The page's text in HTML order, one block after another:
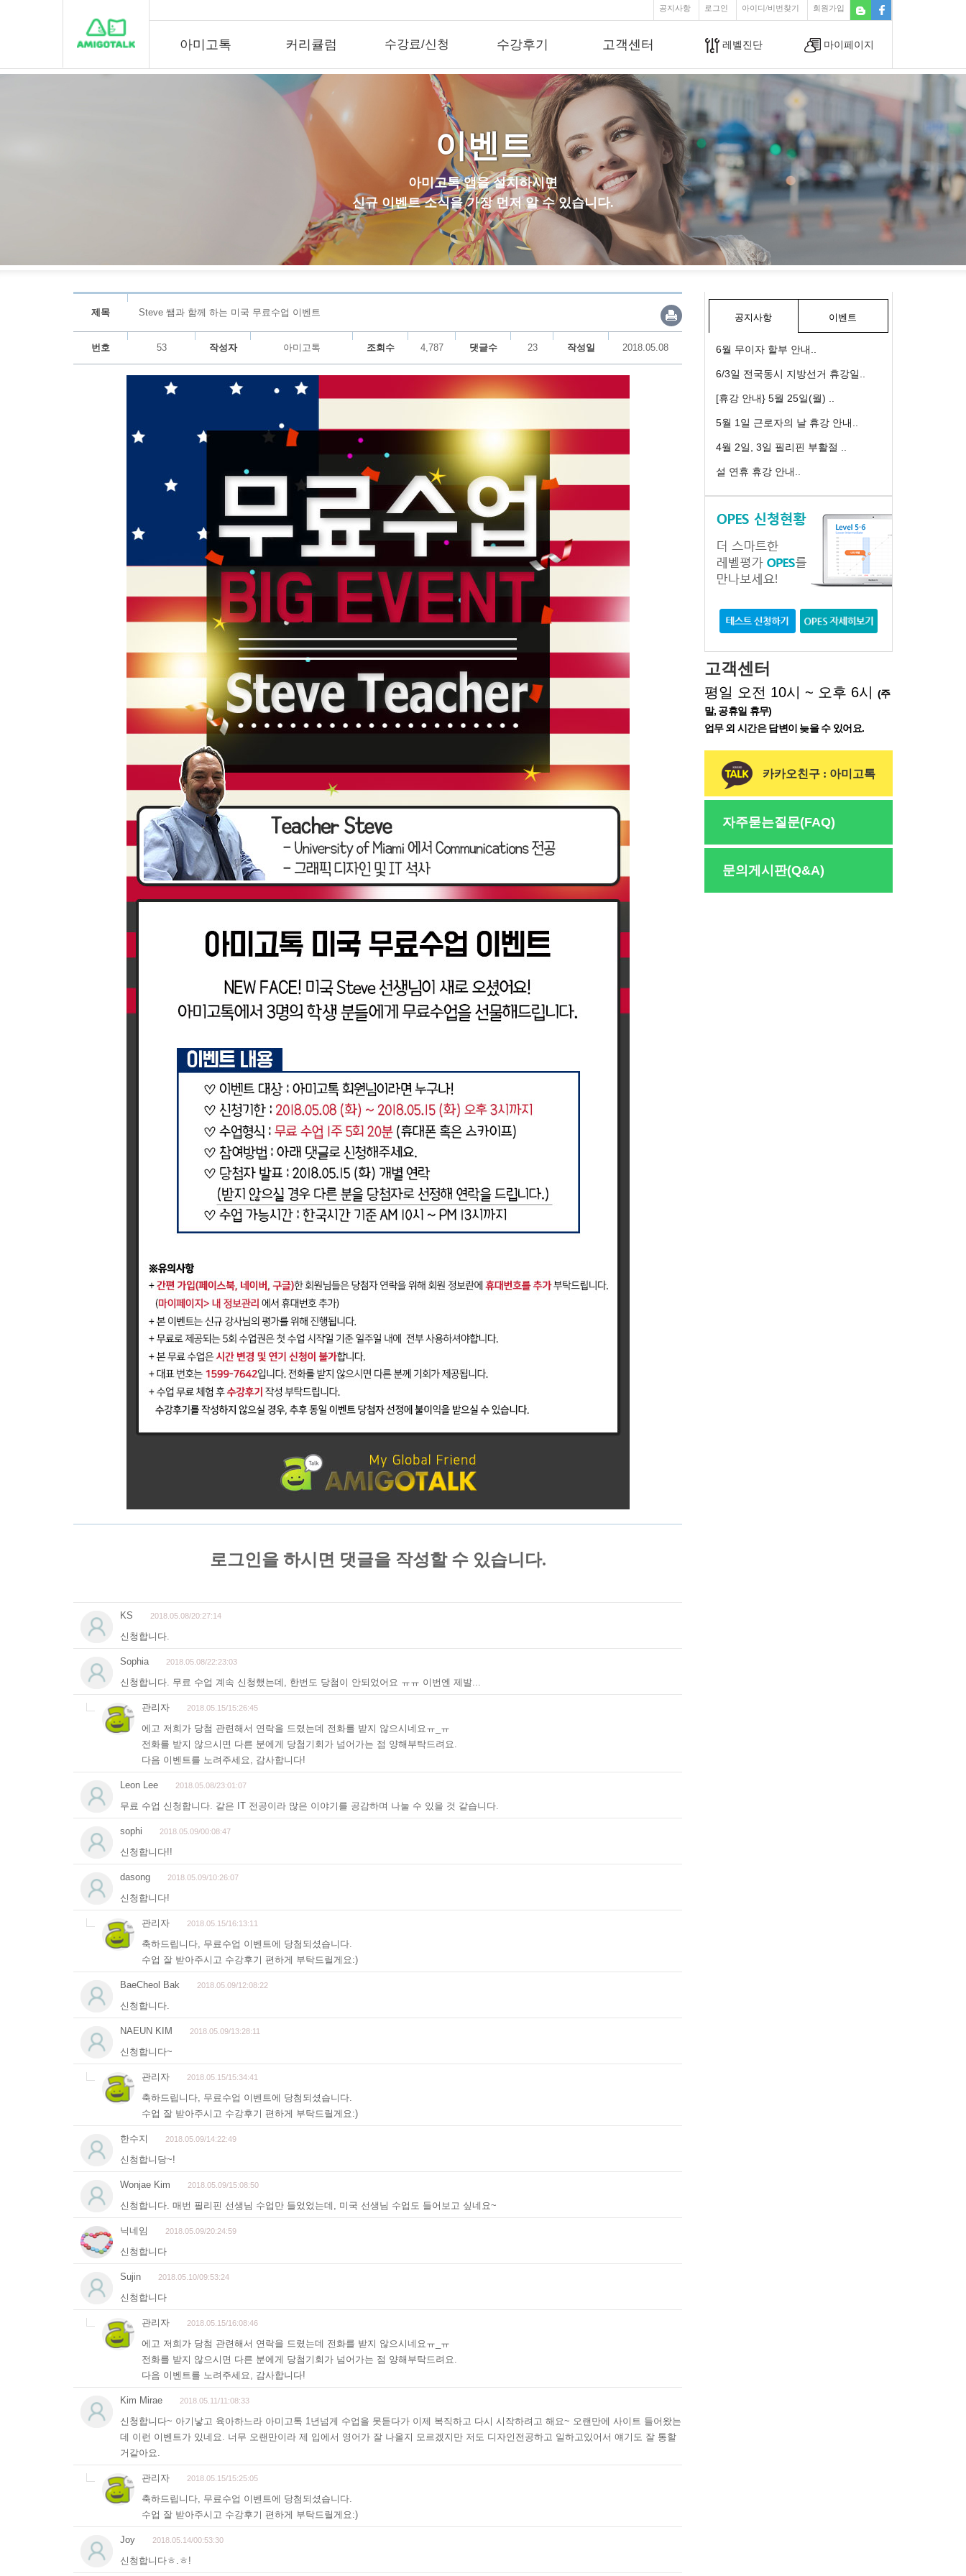
공지사항 로그인 아이디/비번찾기 회원가입
아미고톡 커리큘럼 수강료/신청 수강후기 고객센터 레벨진단 마이페이지
이벤트
아미고톡 앱을 설치하시면
신규 이벤트 소식을 가장 먼저 알 수 있습니다.
제목 Steve 쌤과 함께 하는 미국 무료수업 이벤트
번호 53 작성자 아미고톡 조회수 4,787 댓글수 23 작성일 2018.05.08
공지사항 이벤트
6월 무이자 할부 안내..
6/3일 전국동시 지방선거 휴강일..
[휴강 안내} 5월 25일(월) ..
5월 1일 근로자의 날 휴강 안내..
4월 2일, 3일 필리핀 부활절 ..
설 연휴 휴강 안내..
고객센터
평일 오전 10시 ~ 오후 6시
(주
말, 공휴일 휴무)
업무 외 시간은 답변이 늦을 수 있어요.
카카오친구 : 아미고톡
자주묻는질문(FAQ)
문의게시판(Q&A)